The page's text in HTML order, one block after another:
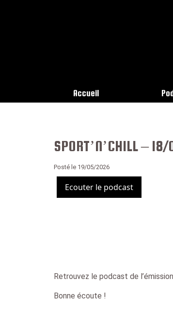
Accueil
SPORT’N’CHILL –
Posté le 19/05/2026
Ecouter le podcast
Retrouvez le podcast de l’émission
Bonne écoute !